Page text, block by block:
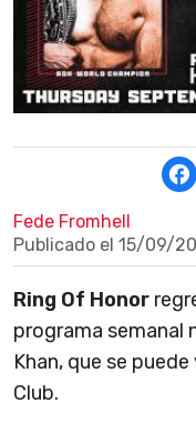
Fede Fromhell
Publicado el 15/09/
Ring Of Honor
programa semanal
Khan, que se
Club.